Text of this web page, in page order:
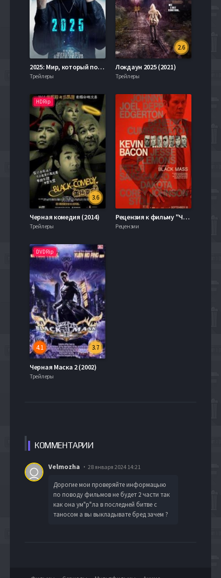
2025: Мир, который поработил вирус (2021)
Трейлеры
2.6
Локдаун 2025 (2021)
Трейлеры
HDRip
3.6
Черная комедия (2014)
Трейлеры
Рецензия к фильму "Чёрная месса" 2015
Рецензии
DVDRip
3.7
4.1
Черная Маска 2 (2002)
Трейлеры
КОММЕНТАРИИ
Velmozha 28 января 2024 14:21
Дорогие мои проверяйте информацыю
по поводу фильмов не будет 2 части так
как она ум"р"ла в последней битве с
таносом а вы выкладывате бред зачем ?